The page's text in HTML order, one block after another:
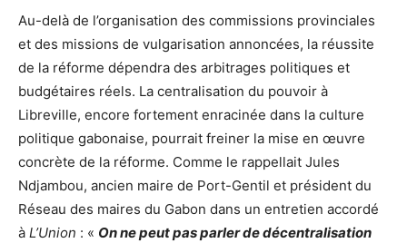
Au-delà de l’organisation des commissions provinciales
et des missions de vulgarisation annoncées, la réussite
de la réforme dépendra des arbitrages politiques et
budgétaires réels. La centralisation du pouvoir à
Libreville, encore fortement enracinée dans la culture
politique gabonaise, pourrait freiner la mise en œuvre
concrète de la réforme. Comme le rappellait Jules
Ndjambou, ancien maire de Port-Gentil et président du
Réseau des maires du Gabon dans un entretien accordé
à L’Union : « On ne peut pas parler de décentralisation